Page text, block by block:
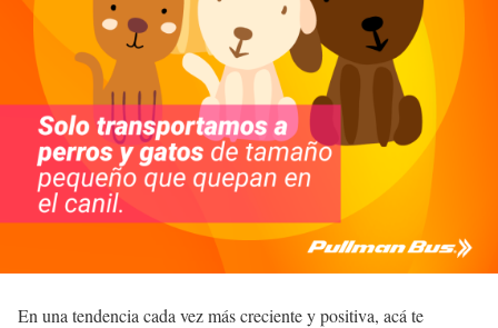
En una tendencia cada vez más creciente y positiva, acá te